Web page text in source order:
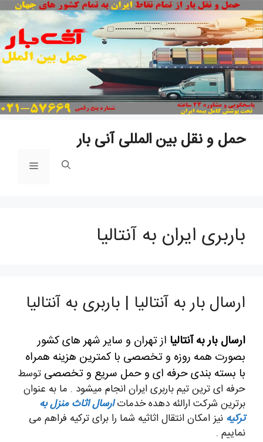
حمل و نقل بین المللی آنی بار
فهرست
باربری ایران به آنتالیا
ارسال بار به آنتالیا | باربری به آنتالیا
ارسال بار به آنتالیا از تهران و سایر شهر های کشور
بصورت همه روزه و تخصصی با کمترین هزینه همراه
با بسته بندی حرفه ای و حمل سریع و تخصصی توسط
حرفه ای ترین تیم باربری ایران انجام میشود . ما به عنوان
برترین شرکت ارالئه دهده خدماتارسال اثاث منزل به
ترکیه نیز امکان انتقال اثاثیه شما را برای ترکیه فراهم می
نماییم .